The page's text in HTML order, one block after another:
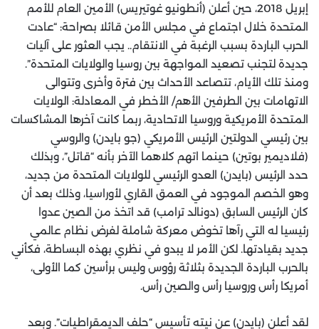
إبريل 2018، حين أعلن (أنطونيو غوتيريس) الأمين العام للأمم
المتحدة خلال اجتماع في مجلس الأمن قائلا بصراحة: “عادت
الحرب الباردة بسبب الرغبة في الانتقام.. يجب العثور على آليات
جديدة لتجنب تصعيد المواجهة بين روسيا والولايات المتحدة”.
ومنذ تلك الأيام، تتصاعد الأحداث بين فترة وأخرى وتتوالى
الاتهامات بين الطرفين الأهم/ الأخطر في المعادلة: الولايات
المتحدة الأمريكية وروسيا الاتحادية، ربما كانت آخرها المشاكسات
بين رئيسي الدولتين الرئيس الأمريكي (جو بايدن) والروسي
(فلاديمير بوتين) حينما اتهم كلاهما الآخر بأنه “قاتل”، وبذلك
حدد الرئيس (بايدن) العدو الرئيسي للولايات المتحدة من جديد،
وهو الخصم الموجود في العمق القاري لأوراسيا، وذلك بعد أن
كان الرئيس السابق (دونالد ترامب) قد اتخذ من الصين عدوا
رئيسيا له التي رآها تخوض معركة شاملة لفرض نظام عالمي
جديد بقيادتها. لكن الأمر لا يبدو في نظري بهذه البساطة، فكأني
بالحرب الباردة الجديدة بثلاثة رؤوس وليس برأسين كما الأولى،
أمريكا رأس وروسيا رأس والصين رأس.
لقد أعلن (بايدن) عن نيته تأسيس “حلف الديمقراطيات”. وبعد